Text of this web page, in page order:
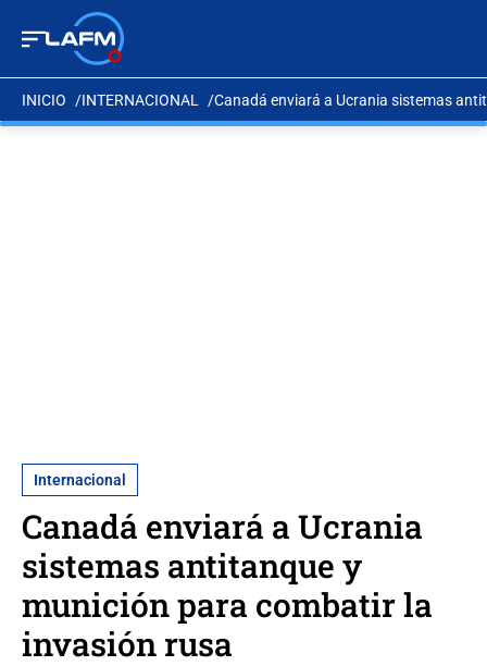
INICIO INTERNACIONAL Canadá enviará a Ucrania sistemas
Internacional
Canadá enviará a Ucrania
sistemas antitanque y
munición para combatir la
invasión rusa